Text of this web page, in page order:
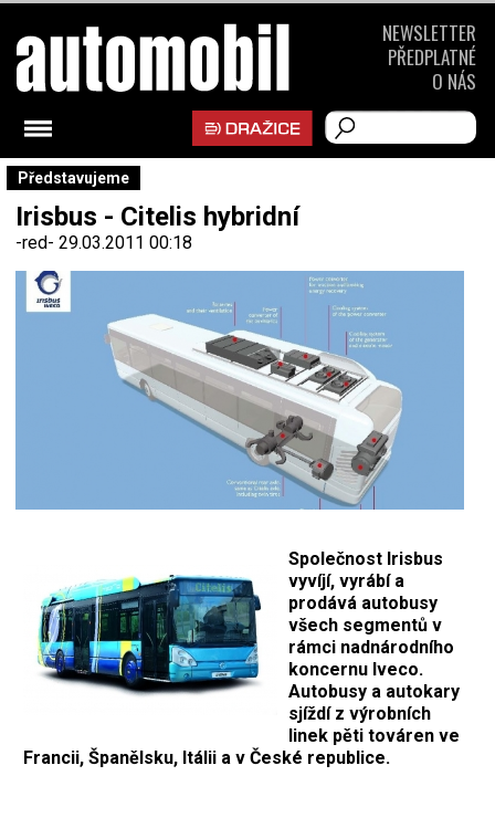
Představujeme
Irisbus - Citelis hybridní
-red- 29.03.2011 00:18
Společnost Irisbus
vyvíjí, vyrábí a
prodává autobusy
všech segmentů v
rámci nadnárodního
koncernu Iveco.
Autobusy a autokary
sjíždí z výrobních
linek pěti továren ve
Francii, Španělsku, Itálii a v České republice.
NEWSLETTER
PŘEDPLATNÉ
O NÁS